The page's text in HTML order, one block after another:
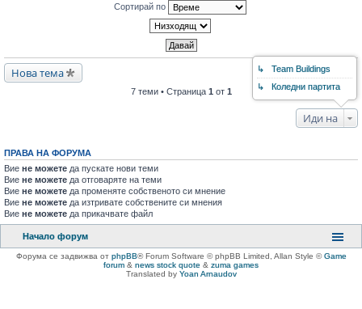
Сортирай по
Нова тема
7 теми • Страница 1 от 1
Иди на
↳ Team Buildings
↳ Коледни партита
ПРАВА НА ФОРУМА
Вие не можете да пускате нови теми
Вие не можете да отговаряте на теми
Вие не можете да променяте собственото си мнение
Вие не можете да изтривате собствените си мнения
Вие не можете да прикачвате файл
Начало форум
Форума се задвижва от phpBB® Forum Software © phpBB Limited , Allan Style ©Game
forum & news stock quote & zuma games
Translated by Yoan Arnaudov